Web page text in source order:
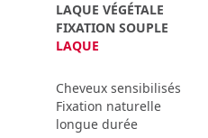
LAQUE VÉGÉTALE
FIXATION SOUPLE
LAQUE
Cheveux sensibilisés
Fixation naturelle
longue durée